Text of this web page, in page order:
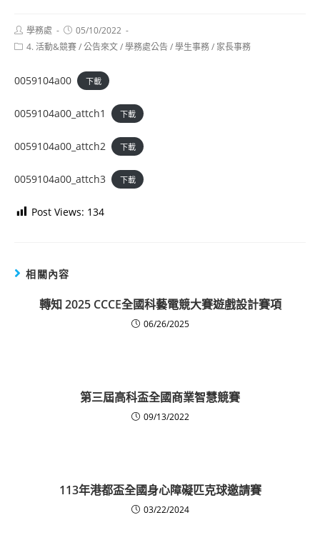
Post
author:
學務處
Post
published:
05/10/2022
Post4. 活動&競賽/公告來文/學務處公告/學生事務/ 家長事務
0059104a00 下載
0059104a00_attch1 下載
0059104a00_attch2 下載
0059104a00_attch3 下載
Post Views: 134
相關內容
轉知 2025 CCCE全國科藝電競大賽遊戲設計賽項
06/26/2025
第三屆高科盃全國商業智慧競賽
09/13/2022
113年港都盃全國身心障礙匹克球邀請賽
03/22/2024